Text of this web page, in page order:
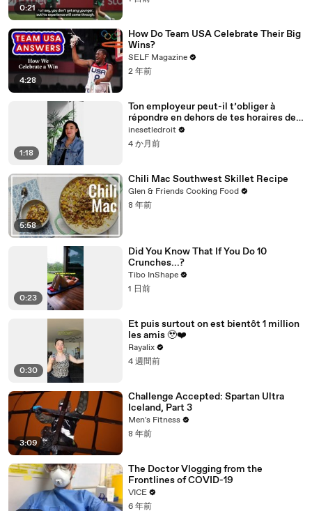
0:21
4:28
How Do Team USA Celebrate Their Big
Wins?
SELF Magazine
2 年前
1:18
Ton employeur peut-il t’obliger à
répondre en dehors de tes horaires de
travail ?
inesetledroit
4 か月前
5:58
Chili Mac Southwest Skillet Recipe
Glen & Friends Cooking Food
8 年前
0:23
Did You Know That If You Do 10
Crunches...?
Tibo InShape
1 日前
0:30
Et puis surtout on est bientôt 1 million
les amis 🥹❤️‍
Rayalix
4 週間前
3:09
Challenge Accepted: Spartan Ultra
Iceland, Part 3
Men's Fitness
8 年前
The Doctor Vlogging from the
Frontlines of COVID-19
VICE
6 年前